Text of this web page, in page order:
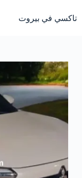
إلى
المحتوى
تاكسي في بيروت